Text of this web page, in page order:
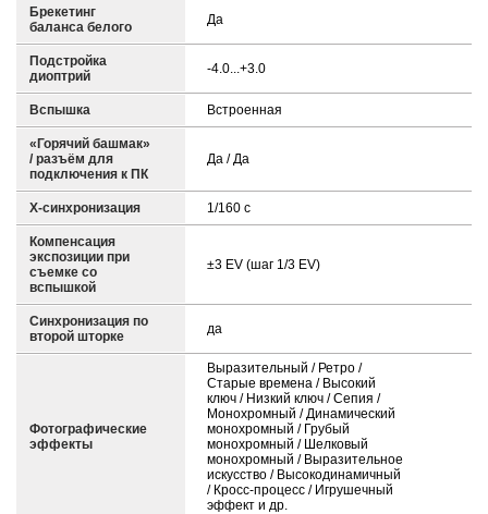
Брекетинг
баланса белого
Да
Подстройка
диоптрий
-4.0...+3.0
Вспышка Встроенная
«Горячий башмак»
/ разъём для
подключения к ПК
Да / Да
X-синхронизация 1/160 с
Компенсация
экспозиции при
съемке со
вспышкой
±3 EV (шаг 1/3 EV)
Синхронизация по
второй шторке
да
Фотографические
эффекты
Выразительный / Ретро /
Старые времена / Высокий
ключ / Низкий ключ / Сепия /
Монохромный / Динамический
монохромный / Грубый
монохромный / Шелковый
монохромный / Выразительное
искусство / Высокодинамичный
/ Кросс-процесс / Игрушечный
эффект и др.